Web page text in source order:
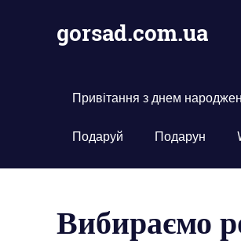
gorsad.com.ua
Привітання з днем
Подаруй Подарун
Вибираємо